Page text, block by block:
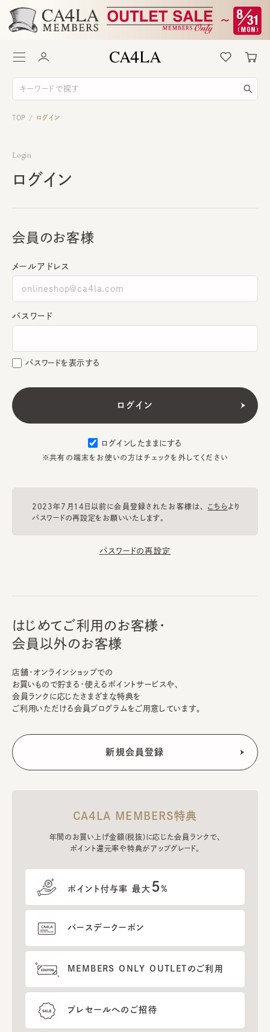
TOP / ログイン
Login
ログイン
会員のお客様
メールアドレス
パスワード
パスワードを表示する
ログインしたままにする
※共有の端末をお使いの方はチェックを外してください
2023年7月14日以前に会員登録されたお客様は、 こちらより
パスワードの再設定をお願いいたします。
パスワードの再設定
はじめてご利用のお客様・
会員以外のお客様
店舗・オンラインショップでの
お買いもので貯まる・使えるポイントサービスや、
会員ランクに応じたさまざまな特典を
ご利用いただける会員プログラムをご用意しています。
CA4LA MEMBERS特典
年間のお買い上げ金額(税抜)に応じた会員ランクで、
ポイント還元率や特典がアップグレード。
ポイント付与率 最大 5%
バースデークーポン
MEMBERS ONLY OUTLETのご利用
プレセールへのご招待